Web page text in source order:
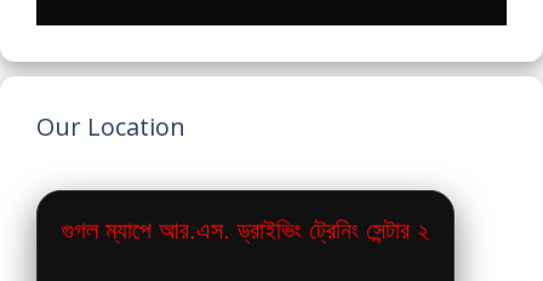
Our Location
গুগল ম্যাপে আর.এস. ড্রাইভিং ট্রেনিং সেন্টার ২